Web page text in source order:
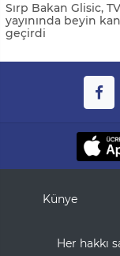
Sırp Bakan Glisic,
yayınında beyin
geçirdi
Künye
Her hakkı